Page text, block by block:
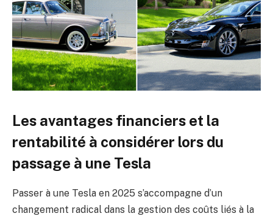
Les avantages financiers et la
rentabilité à considérer lors du
passage à une Tesla
Passer à une Tesla en 2025 s’accompagne d’un
changement radical dans la gestion des coûts liés à la